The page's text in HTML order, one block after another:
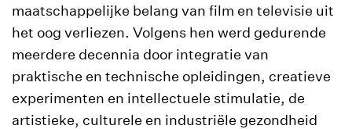
maatschappelijke belang van film en televisie uit
het oog verliezen. Volgens hen werd gedurende
meerdere decennia door integratie van
praktische en technische opleidingen, creatieve
experimenten en intellectuele stimulatie, de
artistieke, culturele en industriële gezondheid